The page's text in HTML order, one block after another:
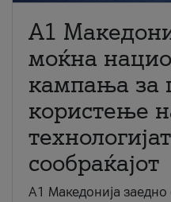
A1
моќна
кампања за
користење
сообраќајот
A1 Македонија